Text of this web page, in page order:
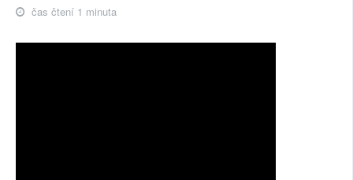
čas čtení 1 minuta